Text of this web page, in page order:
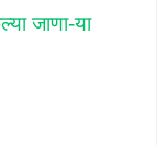
जाणा-या